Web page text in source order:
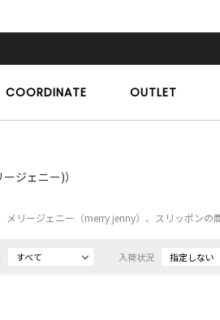
COORDINATE OUTLET
ジェニー)）
メリージェニー（merry jenny）、スリッポンの
すべて 入荷状況 指定しない